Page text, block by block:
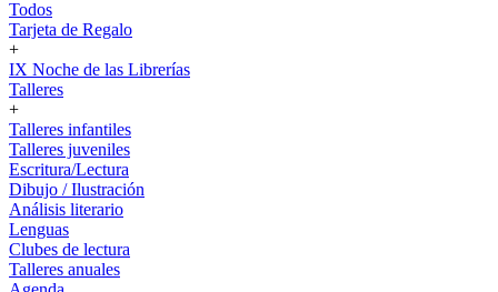
Todos
Tarjeta de Regalo
+
IX Noche de las Librerías
Talleres
+
Talleres infantiles
Talleres juveniles
Escritura/Lectura
Dibujo / Ilustración
Análisis literario
Lenguas
Clubes de lectura
Talleres anuales